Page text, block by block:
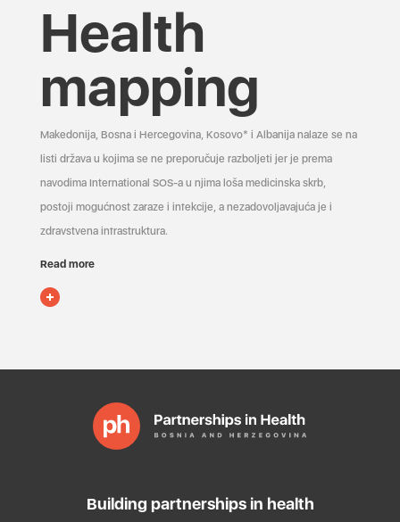
Health
mapping
Makedonija, Bosna i Hercegovina, Kosovo* i Albanija nalaze se na
listi država u kojima se ne preporučuje razboljeti jer je prema
navodima International SOS-a u njima loša medicinska skrb,
postoji mogućnost zaraze i infekcije, a nezadovoljavajuća je i
zdravstvena infrastruktura.
Read more
Building partnerships in health